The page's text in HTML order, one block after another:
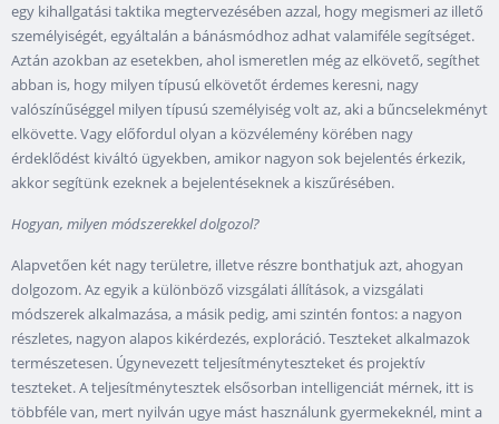
egy kihallgatási taktika megtervezésében azzal, hogy megismeri az illető
személyiségét, egyáltalán a bánásmódhoz adhat valamiféle segítséget.
Aztán azokban az esetekben, ahol ismeretlen még az elkövető, segíthet
abban is, hogy milyen típusú elkövetőt érdemes keresni, nagy
valószínűséggel milyen típusú személyiség volt az, aki a bűncselekményt
elkövette. Vagy előfordul olyan a közvélemény körében nagy
érdeklődést kiváltó ügyekben, amikor nagyon sok bejelentés érkezik,
akkor segítünk ezeknek a bejelentéseknek a kiszűrésében.
Hogyan, milyen módszerekkel dolgozol?
Alapvetően két nagy területre, illetve részre bonthatjuk azt, ahogyan
dolgozom. Az egyik a különböző vizsgálati állítások, a vizsgálati
módszerek alkalmazása, a másik pedig, ami szintén fontos: a nagyon
részletes, nagyon alapos kikérdezés, exploráció. Teszteket alkalmazok
természetesen. Úgynevezett teljesítményteszteket és projektív
teszteket. A teljesítménytesztek elsősorban intelligenciát mérnek, itt is
többféle van, mert nyilván ugye mást használunk gyermekeknél, mint a